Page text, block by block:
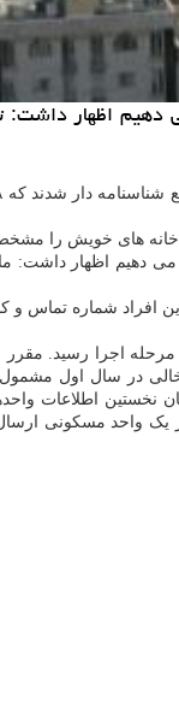
دهیم اظهار داشت:
شماره تماس و
خواهد شد به مرحله اجرا
در سال اول مشمول
نخستین اطلاعات
شناسایی و شناسنامه دار شده و ۱.۵